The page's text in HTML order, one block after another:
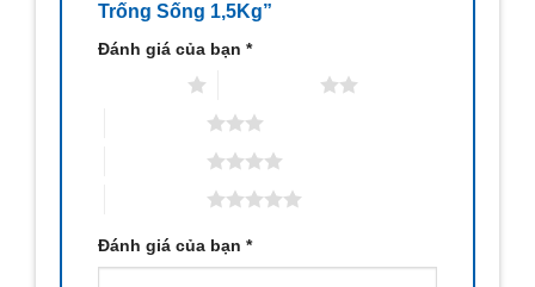
Trống Sống 1,5Kg”
Đánh giá của bạn *
Đánh giá của bạn *